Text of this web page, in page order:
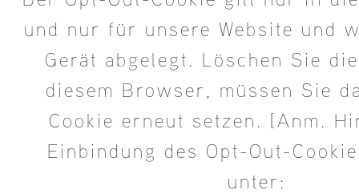
und nur für unsere Website und
Gerät abgelegt. Löschen Sie
diesem Browser, müssen Sie
Cookie erneut setzen. [Anm.
Einbindung des Opt-Out-
unter: